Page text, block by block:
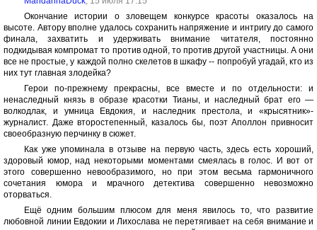
Окончание истории о зловещем конкурсе красоты оказалось на
высоте. Автору вполне удалось сохранить напряжение и интригу до самого
финала, захватить и удерживать внимание читателя, постоянно
подкидывая компромат то против одной, то против другой участницы. А они
все не простые, у каждой полно скелетов в шкафу -- попробуй угадай, кто из
них тут главная злодейка?
Герои по-прежнему прекрасны, все вместе и по отдельности: и
ненаследный князь в образе красотки Тианы, и наследный брат его —
волкодлак, и умница Евдокия, и наследник престола, и «крысятник»-
журналист. Даже второстепенный, казалось бы, поэт Аполлон привносит
своеобразную перчинку в сюжет.
Как уже упоминала в отзыве на первую часть, здесь есть хороший,
здоровый юмор, над некоторыми моментами смеялась в голос. И вот от
этого совершенно невообразимого, но при этом весьма гармоничного
сочетания юмора и мрачного детектива совершенно невозможно
оторваться.
Ещё одним большим плюсом для меня явилось то, что развитие
любовной линии Евдокии и Лихослава не перетягивает на себя внимание и